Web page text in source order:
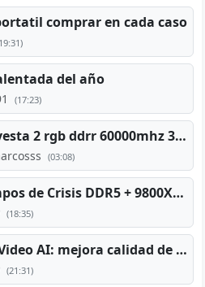
comprar en cada caso
del año
(17:23)
acer predator vesta 2 rgb ddrr 60000mhz 32gb x2 16gb
(03:08)
PC TOP en tiempos de Crisis DDR5 + 9800X3D + RTX 5080 [2026][2400€]
(18:35)
PC para Topaz Video AI: mejora calidad de vídeos viejos
(21:31)